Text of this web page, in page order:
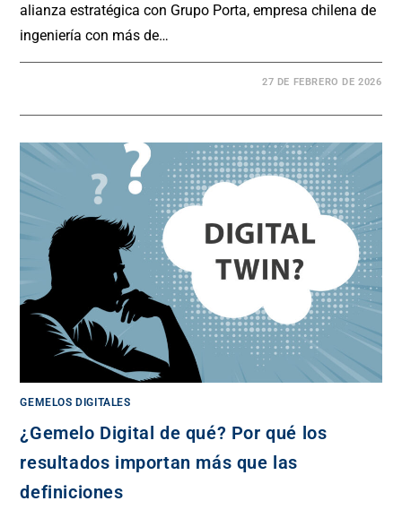
alianza estratégica con Grupo Porta, empresa chilena de
ingeniería con más de…
27 DE FEBRERO DE 2026
GEMELOS DIGITALES
¿Gemelo Digital de qué? Por qué los
resultados importan más que las
definiciones